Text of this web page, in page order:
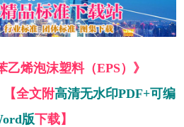
乙烯泡沫塑料（EPS）》
【全文附高清无水印PDF+可编
版下载】